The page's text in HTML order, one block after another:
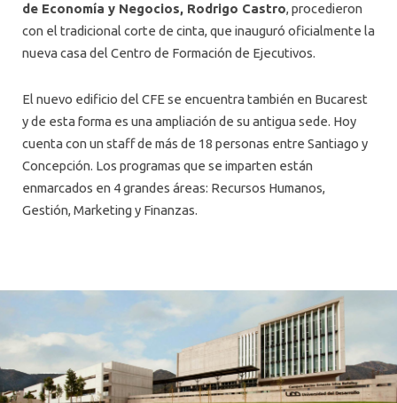
de Economía y Negocios, Rodrigo Castro, procedieron
con el tradicional corte de cinta, que inauguró oficialmente la
nueva casa del Centro de Formación de Ejecutivos.
El nuevo edificio del CFE se encuentra también en Bucarest
y de esta forma es una ampliación de su antigua sede. Hoy
cuenta con un staff de más de 18 personas entre Santiago y
Concepción. Los programas que se imparten están
enmarcados en 4 grandes áreas: Recursos Humanos,
Gestión, Marketing y Finanzas.